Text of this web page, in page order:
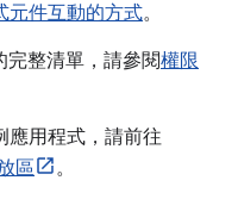
元件互動的方式。
整清單，請參閱權限
應用程式，請前往
區 。